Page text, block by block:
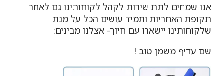
אנו שמחים לתת שירות לקהל לקוחותינו גם לאחר
תקופת האחריות ותמיד עושים הכל על מנת
שלקוחותינו יישארו עם חיוך- אצלנו מבינים:
שם עדיף משמן טוב !